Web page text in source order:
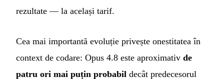
rezultate — la același tarif.
Cea mai importantă evoluție privește onestitatea în
context de codare: Opus 4.8 este aproximativ de
patru ori mai puțin probabil decât predecesorul